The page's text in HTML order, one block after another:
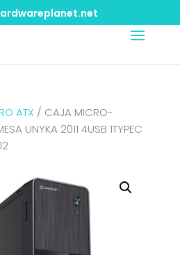
ATX / CAJA MICRO-
UNYKA 2011 4USB 1TYPEC